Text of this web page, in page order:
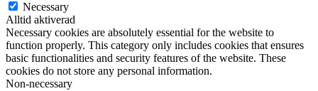
Necessary
Alltid aktiverad
Necessary cookies are absolutely essential for the website to
function properly. This category only includes cookies that ensures
basic functionalities and security features of the website. These
cookies do not store any personal information.
Non-necessary